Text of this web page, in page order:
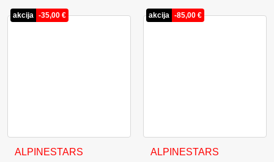
akcija -35,00 €
ALPINESTARS
Ta izdelek ima več različic. Možnosti lahko izberete na
akcija -85,00 €
ALPINESTARS
Ta izdelek ima več različic.